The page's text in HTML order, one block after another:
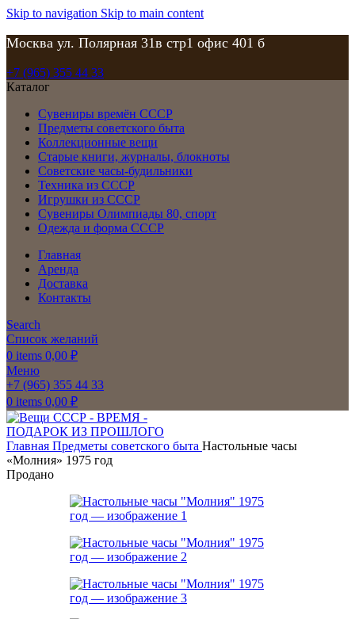
Skip to navigation Skip to main content
Москва ул. Полярная 31в стр1 офис 401 б
+7 (965) 355 44 33
Каталог
Сувениры времён СССР
Предметы советского быта
Коллекционные вещи
Старые книги, журналы, блокноты
Советские часы-будильники
Техника из СССР
Игрушки из СССР
Сувениры Олимпиады 80, спорт
Одежда и форма СССР
Главная
Аренда
Доставка
Контакты
Search
Список желаний
0 items 0,00 ₽
Меню
+7 (965) 355 44 33
0 items 0,00 ₽
Главная Предметы советского быта Настольные часы
«Молния» 1975 год
Продано